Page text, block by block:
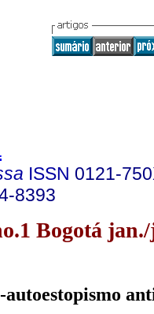
ISSN 0121-
8393
Bogotá
autoestopismo